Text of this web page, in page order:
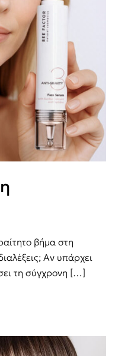
βήμα στη
Αν υπάρχει
τη σύγχρονη […]